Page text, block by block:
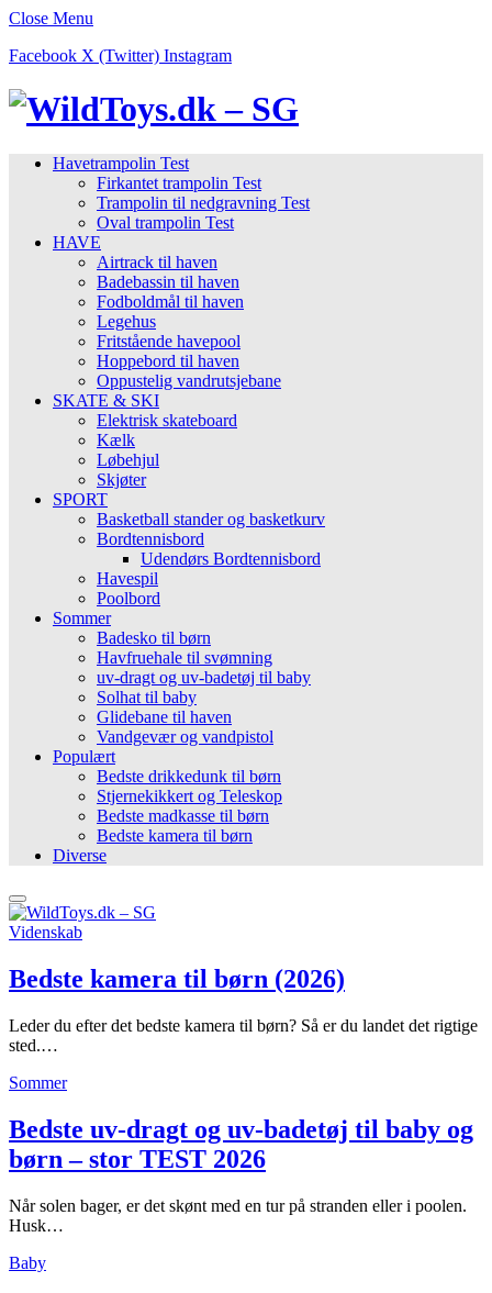
Close Menu
Facebook X (Twitter) Instagram
Havetrampolin Test
Firkantet trampolin Test
Trampolin til nedgravning Test
Oval trampolin Test
HAVE
Airtrack til haven
Badebassin til haven
Fodboldmål til haven
Legehus
Fritstående havepool
Hoppebord til haven
Oppustelig vandrutsjebane
SKATE & SKI
Elektrisk skateboard
Kælk
Løbehjul
Skjøter
SPORT
Basketball stander og basketkurv
Bordtennisbord
Udendørs Bordtennisbord
Havespil
Poolbord
Sommer
Badesko til børn
Havfruehale til svømning
uv-dragt og uv-badetøj til baby
Solhat til baby
Glidebane til haven
Vandgevær og vandpistol
Populært
Bedste drikkedunk til børn
Stjernekikkert og Teleskop
Bedste madkasse til børn
Bedste kamera til børn
Diverse
Videnskab
Bedste kamera til børn (2026)
Leder du efter det bedste kamera til børn? Så er du landet det rigtige
sted.…
Sommer
Bedste uv-dragt og uv-badetøj til baby og
børn – stor TEST 2026
Når solen bager, er det skønt med en tur på stranden eller i poolen.
Husk…
Baby